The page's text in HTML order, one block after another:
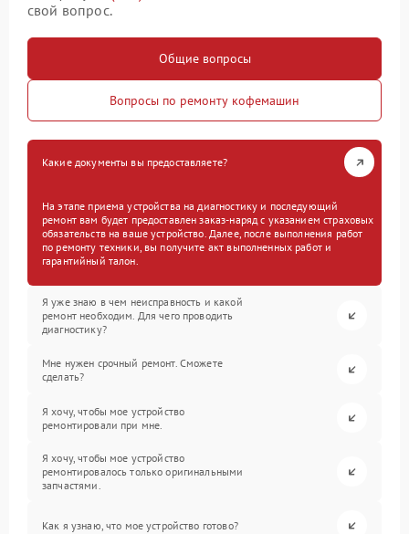
свой вопрос.
Общие вопросы
Вопросы по ремонту кофемашин
Какие документы вы предоставляете?
На этапе приема устройства на диагностику и последующий
ремонт вам будет предоставлен заказ-наряд с указанием страховых
обязательств на ваше устройство. Далее, после выполнения работ
по ремонту техники, вы получите акт выполненных работ и
гарантийный талон.
Я уже знаю в чем неисправность и какой
ремонт необходим. Для чего проводить
диагностику?
Мне нужен срочный ремонт. Сможете
сделать?
Я хочу, чтобы мое устройство
ремонтировали при мне.
Я хочу, чтобы мое устройство
ремонтировалось только оригинальными
запчастями.
Как я узнаю, что мое устройство готово?